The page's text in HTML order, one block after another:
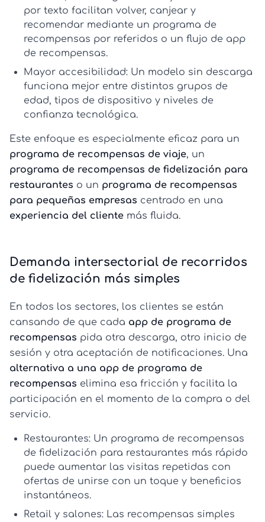
por texto facilitan volver, canjear y
recomendar mediante un programa de
recompensas por referidos o un flujo de app
de recompensas.
Mayor accesibilidad: Un modelo sin descarga
funciona mejor entre distintos grupos de
edad, tipos de dispositivo y niveles de
confianza tecnológica.
Este enfoque es especialmente eficaz para un
programa de recompensas de viaje, un
programa de recompensas de fidelización para
restaurantes o un programa de recompensas
para pequeñas empresas centrado en una
experiencia del cliente más fluida.
Demanda intersectorial de recorridos
de fidelización más simples
En todos los sectores, los clientes se están
cansando de que cada app de programa de
recompensas pida otra descarga, otro inicio de
sesión y otra aceptación de notificaciones. Una
alternativa a una app de programa de
recompensas elimina esa fricción y facilita la
participación en el momento de la compra o del
servicio.
Restaurantes: Un programa de recompensas
de fidelización para restaurantes más rápido
puede aumentar las visitas repetidas con
ofertas de unirse con un toque y beneficios
instantáneos.
Retail y salones: Las recompensas simples